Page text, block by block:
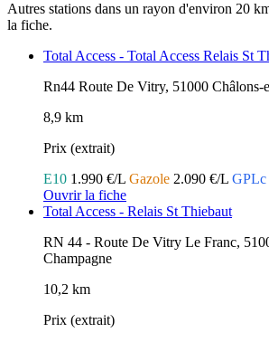
Autres stations dans un rayon d'environ 20
la fiche.
Total Access - Total Access Relais St
Rn44 Route De Vitry, 51000 Châlons-
8,9 km
Prix (extrait)
E10 1.990 €/L Gazole 2.090 €/L GPLc
Ouvrir la fiche
Total Access - Relais St Thiebaut
RN 44 - Route De Vitry Le Franc,
Champagne
10,2 km
Prix (extrait)